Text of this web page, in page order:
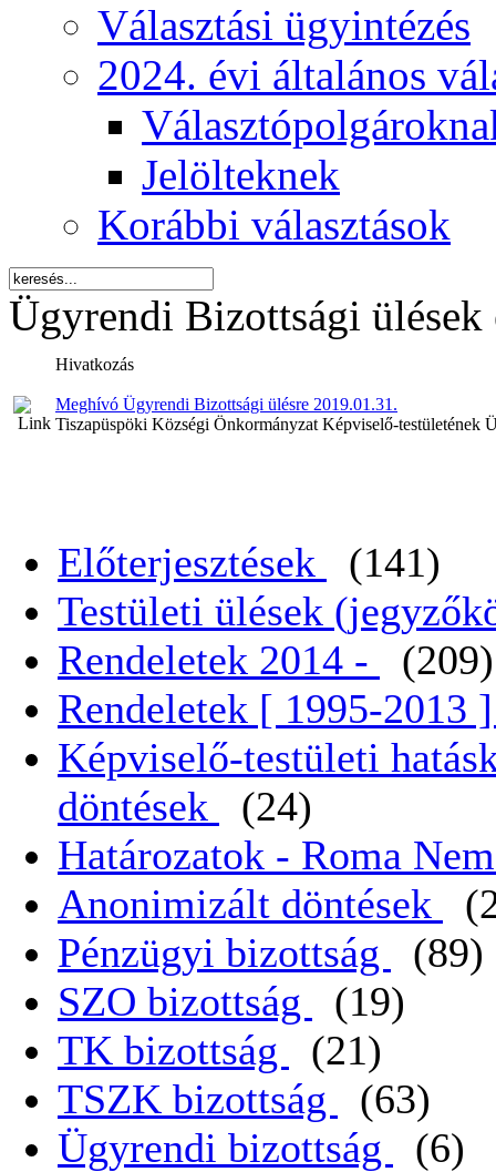
Választási ügyintézés
2024. évi általános
Jelölteknek
Korábbi választások
Ügyrendi Bizottsági ülések
Hivatkozás
Meghívó Ügyrendi Bizottsági ülésre 2019.01.31.
Tiszapüspöki Községi Önkormányzat Képviselő-testületének
Előterjesztések
(141)
Testületi ülések
Rendeletek 2014 -
(209)
Rendeletek [ 1995-2013
Képviselő-testületi
döntések
(24)
Határozatok - Roma
Anonimizált döntések
Pénzügyi bizottság
(89)
SZO bizottság
(19)
TK bizottság
(21)
TSZK bizottság
(63)
Ügyrendi bizottság
(6)